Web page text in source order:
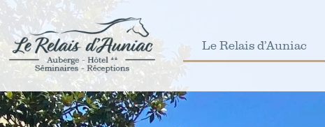
Le Relais d’Auniac